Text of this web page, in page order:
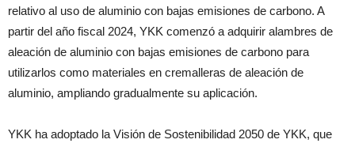
relativo al uso de aluminio con bajas emisiones de carbono. A
partir del año fiscal 2024, YKK comenzó a adquirir alambres de
aleación de aluminio con bajas emisiones de carbono para
utilizarlos como materiales en cremalleras de aleación de
aluminio, ampliando gradualmente su aplicación.
YKK ha adoptado la Visión de Sostenibilidad 2050 de YKK, que